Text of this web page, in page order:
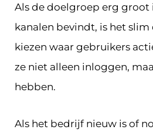
Als de doelgroep erg groot
kanalen bevindt, is het
kiezen waar gebruikers
ze niet alleen inloggen,
hebben.
Als het bedrijf nieuw is of